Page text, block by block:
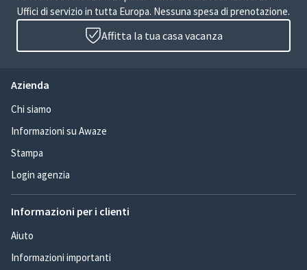
Uffici di servizio in tutta Europa. Nessuna spesa di prenotazione.
Affitta la tua casa vacanza
Azienda
Chi siamo
Informazioni su Awaze
Stampa
Login agenzia
Informazioni per i clienti
Aiuto
Informazioni importanti